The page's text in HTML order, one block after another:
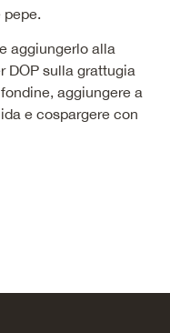
pepe.
aggiungerlo alla
DOP sulla grattugia
aggiungere a
e cospargere con